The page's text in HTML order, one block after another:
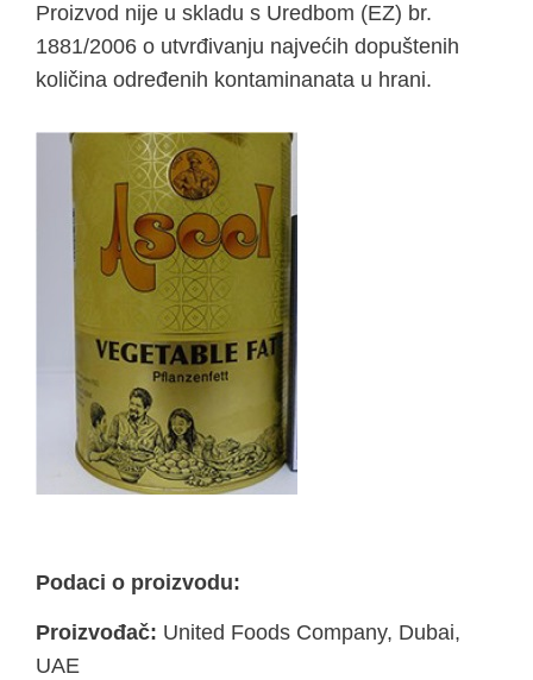
Proizvod nije u skladu s Uredbom (EZ) br.
1881/2006 o utvrđivanju najvećih dopuštenih
količina određenih kontaminanata u hrani.
Podaci o proizvodu:
Proizvođač: United Foods Company, Dubai,
UAE